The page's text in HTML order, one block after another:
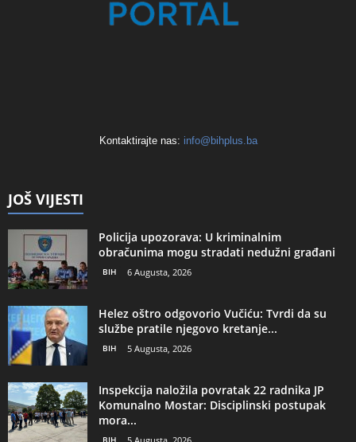
Kontaktirajte nas: info@bihplus.ba
JOŠ VIJESTI
Policija upozorava: U kriminalnim
obračunima mogu stradati nedužni građani
BIH 6 Augusta, 2026
Helez oštro odgovorio Vučiću: Tvrdi da su
službe pratile njegovo kretanje...
BIH 5 Augusta, 2026
Inspekcija naložila povratak 22 radnika JP
Komunalno Mostar: Disciplinski postupak
mora...
BIH